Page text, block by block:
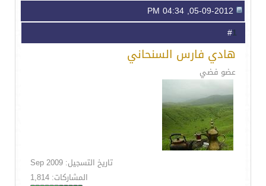
1
هادي فارس السنحاني
عضو فضي
تاريخ التسجيل: Sep 2009
المشاركات: 1,814